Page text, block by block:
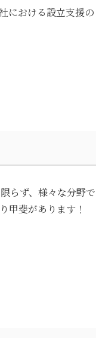
における設立支援の
らず、様々な分野で
甲斐があります！